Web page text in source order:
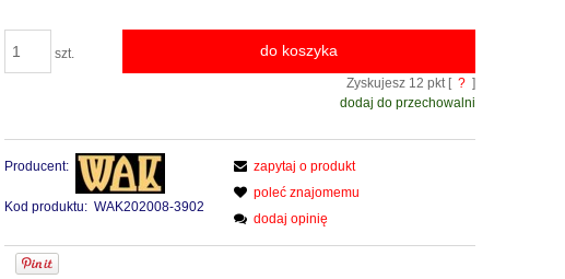
szt. do koszyka
Zyskujesz 12 pkt [ ? ]
dodaj do przechowalni
Producent:
Kod produktu: WAK202008-3902
zapytaj o produkt
poleć znajomemu
dodaj opinię